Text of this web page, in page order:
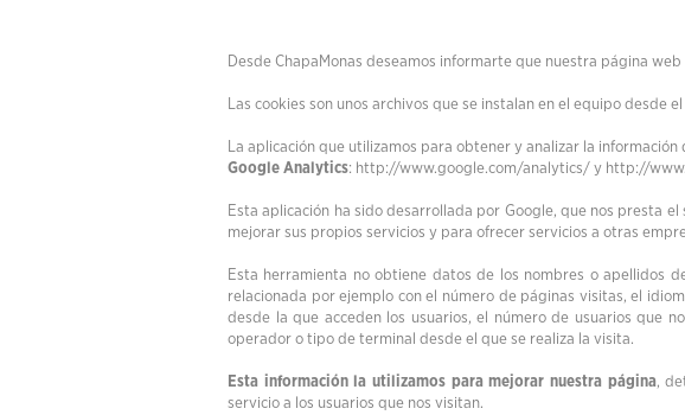
Desde ChapaMonas deseamos informarte que nuestra página
Las cookies son unos archivos que se instalan en el equipo desde
La aplicación que utilizamos para obtener y analizar la información
Google Analytics: http://www.google.com/analytics/ y http://
Esta aplicación ha sido desarrollada por Google, que nos presta
mejorar sus propios servicios y para ofrecer servicios a otras
Esta herramienta no obtiene datos de los nombres o apellidos
relacionada por ejemplo con el número de páginas visitas, el
desde la que acceden los usuarios, el número de usuarios que
operador o tipo de terminal desde el que se realiza la visita.
Esta información la utilizamos para mejorar nuestra página,
servicio a los usuarios que nos visitan.